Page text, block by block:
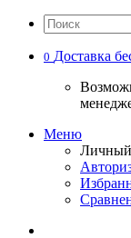
0 Доставка
Меню
Личный